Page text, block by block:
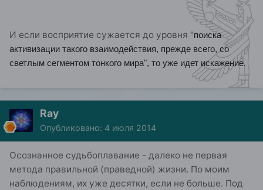
И если восприятие сужается до уровня "поиска
активизации такого взаимодействия, прежде всего, со
светлым сегментом тонкого мира", то уже идет искажение.
Ray
Опубликовано: 4 июля 2014
Осознанное судьбоплавание - далеко не первая
метода правильной (праведной) жизни. По моим
наблюдениям, их уже десятки, если не больше. Под